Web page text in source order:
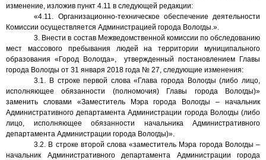
изменение, изложив пункт 4.11 в следующей редакции:
«4.11. Организационно-техническое обеспечение деятельности
Комиссии осуществляется Администрацией города Вологды.».
3. Внести в состав Межведомственной комиссии по обследованию
мест массового пребывания людей на территории муниципального
образования «Город Вологда»,
утвержденный постановлением Главы
города Вологды от 31 января 2018 года № 27, следующие изменения:
3.1. В строке первой слова «Глава города Вологды (либо лицо,
исполняющее обязанности (полномочия) Главы города Вологды)»
заменить словами «Заместитель Мэра города Вологды – начальник
Административного департамента Администрации города Вологды (либо
лицо, исполняющее обязанности начальника Административного
департамента Администрации города Вологды)».
3.2. В строке второй слова «заместитель Мэра города Вологды –
начальник Административного департамента Администрации города